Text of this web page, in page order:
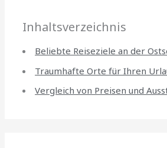
Inhaltsverzeichnis
Beliebte Reiseziele an der
Traumhafte Orte für Ihren
Vergleich von Preisen und